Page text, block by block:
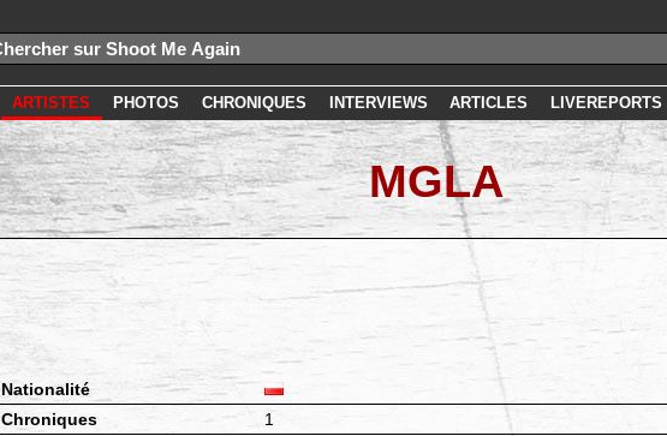
ARTISTES PHOTOS CHRONIQUES INTERVIEWS ARTICLES LIVEREPORTS
MGLA
Nationalité
Chroniques
1